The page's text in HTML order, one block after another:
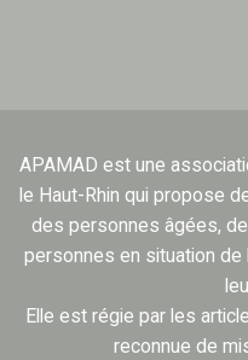
APAMAD est une
le Haut-Rhin qui propose
des personnes âgées,
personnes en situation de
Elle est régie par les
reconnue de